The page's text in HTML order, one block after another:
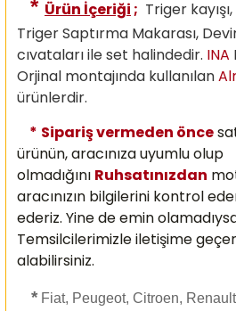
* Ürün İçeriği ; Triger
Triger Saptırma Makarası,
cıvataları ile set halindedir. INA
Orjinal montajında kullanılan
ürünlerdir.
* Sipariş vermeden önce
ürünün, aracınıza uyumlu olup
olmadığını Ruhsatınızdan
aracınızın bilgilerini kontrol
ederiz. Yine de emin
Temsilcilerimizle iletişime
alabilirsiniz.
* Fiat, Peugeot, Citroen,